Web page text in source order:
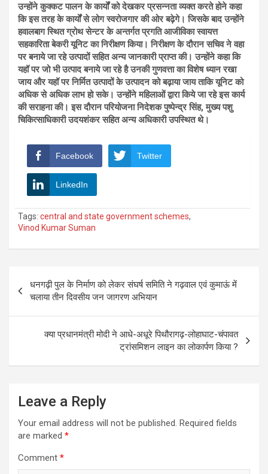
उन्होंने कुक्कट पालन के कार्यों को देखकर प्रसन्नता व्यक्त करते होने कहा
कि इस तरह के कार्यों से लोग स्वरोजगार की ओर बढ़ेगे। जिसके बाद उन्होंने
हवालबाग स्थित ग्रोथ सेन्टर के अन्तर्गत प्रगति आजीविका स्वायत्त
सहकारिता बेकरी यूनिट का निरीक्षण किया। निरीक्षण के दौरान सचिव ने वहा
पर बनाये जा रहे उत्पादों सहित अन्य जानकारी प्राप्त की। उन्होंने कहा कि
यहॉ पर जो भी उत्पाद बनाये जा रहे है उनकी गुणवत्ता का विशेष ध्यान रखा
जाय और यहॉ पर निर्मित उत्पादों के उत्पादन को बढ़ाया जाय ताकि यूनिट को
अधिक से अधिक लाभ हो सके। उन्होंने महिलाओं द्वारा किये जा रहे इस कार्य
की सराहना की। इस दौरान परियोजना निदेशक पुष्पेन्द्र सिंह, मुख्य पशु
चिकित्साधिकारी उदयशंकर सहित अन्य अधिकारी उपस्थित थे।
Facebook Twitter
LinkedIn
Tags: central and state government schemes,
Vinod Kumar Suman
navigation
धनगढ़ी पुल के निर्माण को लेकर संघर्ष समिति ने गढ़वाल एवं कुमाऊं में
चलाया तीन दिवसीय जन जागरण अभियान
क्या प्रधानमंत्री मोदी ने आधे-अधूरे पिथौरागढ़-लोहाघाट-चंपावत
ट्रांसमिशन लाइन का लोकार्पण किया ?
Leave a Reply
Your email address will not be published. Required fields
are marked *
Comment *